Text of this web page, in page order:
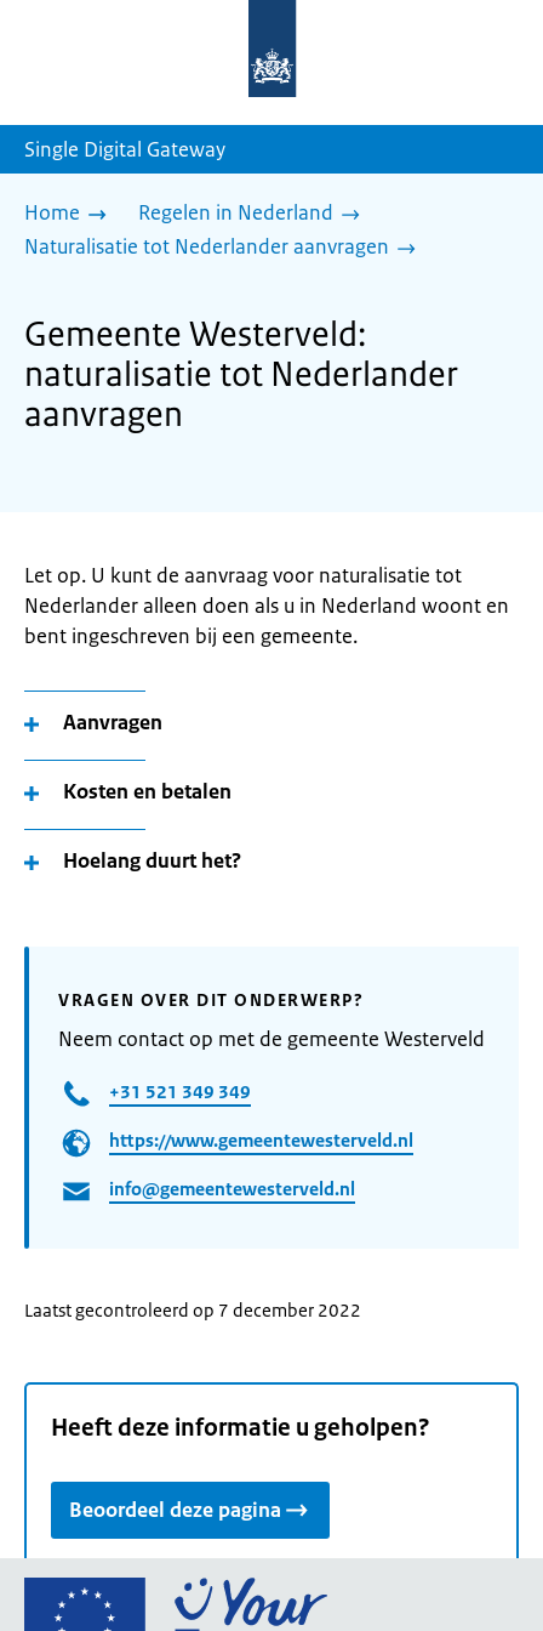
homepage
Single Digital Gateway
Home
Regelen in Nederland
Naturalisatie tot Nederlander aanvragen
Gemeente Westerveld:
naturalisatie tot Nederlander
aanvragen
Let op. U kunt de aanvraag voor naturalisatie tot
Nederlander alleen doen als u in Nederland woont en
bent ingeschreven bij een gemeente.
Aanvragen
Kosten en betalen
Hoelang duurt het?
VRAGEN OVER DIT ONDERWERP?
Neem contact op met de gemeente Westerveld
+31 521 349 349
https://www.gemeentewesterveld.nl
info@gemeentewesterveld.nl
Laatst gecontroleerd op 7 december 2022
Heeft deze informatie u geholpen?
Beoordeel deze pagina
Ga